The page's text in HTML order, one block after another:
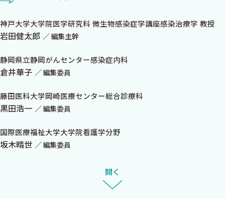
市中肺炎（入院治療編）
本日でやめさせていただきます (4) 倉井華子
病原体・病態別にみた治療期間
日本全国感染症ケースカンファレンス道場破り (16) シーズン
アルゼンチンの土地勘はあったほうがよいのか
名作で読む感染症 (4) 岩田健太郎
アルフレッド 小児感染症学 (4) 日馬由貴，荒木かほる
アルフレッド，魔女宅を切る（3ヵ月未満の発熱）
介護施設におけるHBVのアウトブレイクの状況とその対策
現場から読み解く感染対策 (4) 坂木晴世
神戸大学大学院医学研究科 微生物感染症学講座感染治療学 教授
岩田健太郎 編集主幹
静岡県立静岡がんセンター感染症内科
倉井華子 編集委員
藤田医科大学岡崎医療センター総合診療科
黒田浩一 編集委員
国際医療福祉大学大学院看護学分野
坂木晴世 編集委員
開く